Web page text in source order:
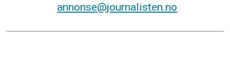
annonse@journalisten.no